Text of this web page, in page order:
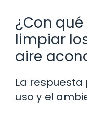
¿Con
limpiar
aire
La
uso y el